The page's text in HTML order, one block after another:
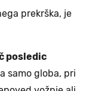
prekrška, je
posledic
samo globa, pri